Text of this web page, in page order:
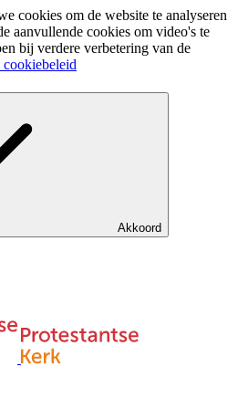
cookies om de website te analyseren
aanvullende cookies om video's te
bij verdere verbetering van de
cookiebeleid
Akkoord